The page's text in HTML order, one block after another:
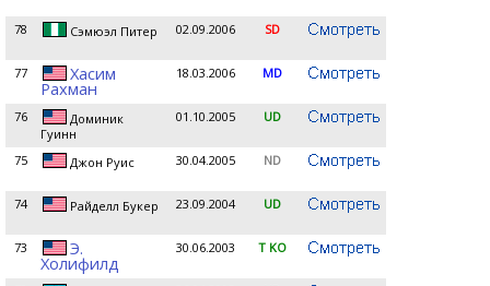
78 Сэмюэл Питер 02.09.2006 SD
77 Хасим
Рахман
18.03.2006 MD
76
Доминик
Гуинн
01.10.2005 UD
75 Джон Руис 30.04.2005 ND
74 Райделл Букер 23.09.2004 UD
73 Э.
Холифилд
30.06.2003 T KO